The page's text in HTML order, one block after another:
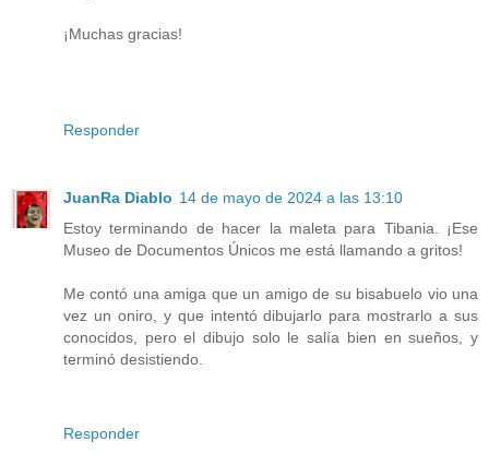
¡Muchas gracias!
Responder
JuanRa Diablo 14 de mayo de 2024 a las 13:10
Estoy terminando de hacer la maleta para Tibania. ¡Ese
Museo de Documentos Únicos me está llamando a gritos!
Me contó una amiga que un amigo de su bisabuelo vio una
vez un oniro, y que intentó dibujarlo para mostrarlo a sus
conocidos, pero el dibujo solo le salía bien en sueños, y
terminó desistiendo.
Responder